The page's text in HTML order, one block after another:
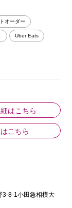
オーダー
Uber Eats
はこちら
こちら
3-8-1小田急相模大